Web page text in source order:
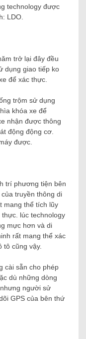
technology được
LDO.
trở lại đây đều
dụng giao tiếp ko
để xác thực.
trộm sử dụng
khóa xe để
nhận được thông
động động cơ.
được.
trí phương tiện bên
truyền thông di
mang thể tích lũy
lúc technology
mực hơn và di
rất mang thể xác
tô cũng vậy.
cài sẵn cho phép
dù những dòng
người sử
GPS của bên thứ